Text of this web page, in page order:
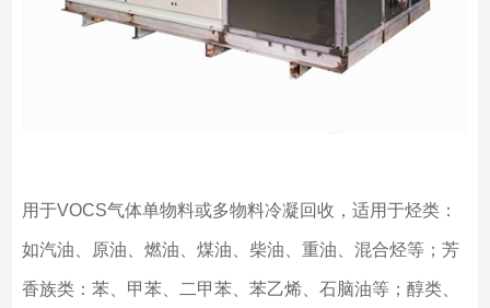
用于VOCS气体单物料或多物料冷凝回收，适用于烃类：
如汽油、原油、燃油、煤油、柴油、重油、混合烃等；芳
香族类：苯、甲苯、二甲苯、苯乙烯、石脑油等；醇类、